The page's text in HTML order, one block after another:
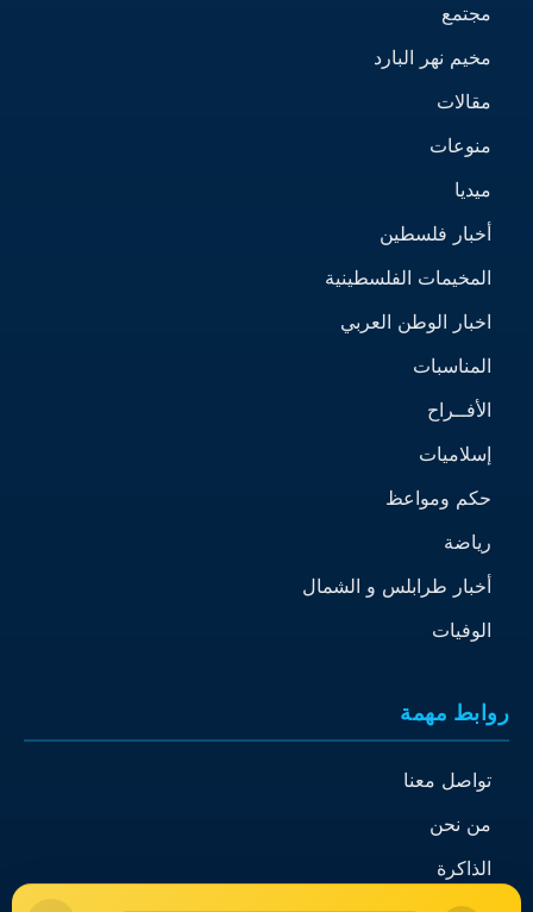
مجتمع
مخيم نهر البارد
مقالات
منوعات
ميديا
أخبار فلسطين
المخيمات الفلسطينية
اخبار الوطن العربي
المناسبات
الأفــراح
إسلاميات
حكم ومواعظ
رياضة
أخبار طرابلس و الشمال
الوفيات
روابط مهمة
تواصل معنا
من نحن
الذاكرة